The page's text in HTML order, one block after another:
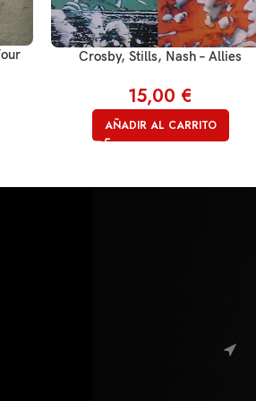
Crosby, Stills, Nash – Allies
15,00 €
AÑADIR AL CARRITO